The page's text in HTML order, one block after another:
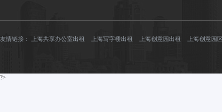
友情链接： 上海共享办公室出租 上海写字楼出租 上海创意园出租 上海创意园
?>